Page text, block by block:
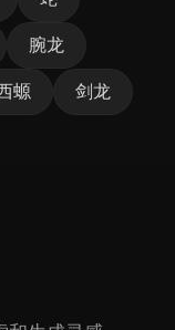
腕龙
螈 剑龙